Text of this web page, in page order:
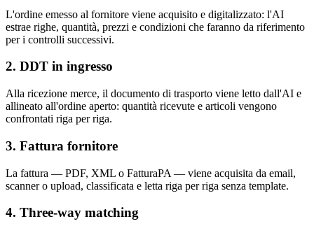
L'ordine emesso al fornitore viene acquisito e digitalizzato: l'AI
estrae righe, quantità, prezzi e condizioni che faranno da riferimento
per i controlli successivi.
2. DDT in ingresso
Alla ricezione merce, il documento di trasporto viene letto dall'AI e
allineato all'ordine aperto: quantità ricevute e articoli vengono
confrontati riga per riga.
3. Fattura fornitore
La fattura — PDF, XML o FatturaPA — viene acquisita da email,
scanner o upload, classificata e letta riga per riga senza template.
4. Three-way matching